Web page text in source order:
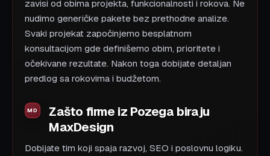
zavisi od obima projekta, funkcionalnosti i rokova. Ne
nudimo generičke pakete bez prethodne analize.
Svaki projekat započinjemo besplatnom
konsultacijom gde definišemo obim, prioritete i
očekivane rezultate. Nakon toga dobijate detaljan
predlog sa rokovima i budžetom.
Zašto firme iz Pozega biraju
MaxDesign
Dobijate tim koji spaja razvoj, SEO i poslovnu logiku.